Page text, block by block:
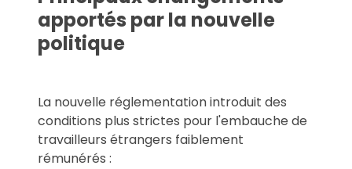
apportés par la nouvelle
politique
La nouvelle réglementation introduit des
conditions plus strictes pour l'embauche de
travailleurs étrangers faiblement
rémunérés :